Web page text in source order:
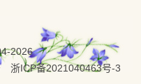
2026
浙ICP备2021040463号-3